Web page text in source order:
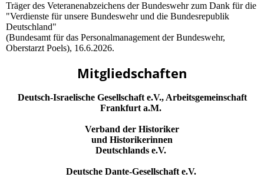
Träger des Veteranenabzeichens der Bundeswehr zum Dank für die
"Verdienste für unsere Bundeswehr und die Bundesrepublik
Deutschland"
(Bundesamt für das Personalmanagement der Bundeswehr,
Oberstarzt Poels), 16.6.2026.
Mitgliedschaften
Deutsch-Israelische Gesellschaft e.V., Arbeitsgemeinschaft
Frankfurt a.M.
Verband der Historiker
und Historikerinnen
Deutschlands e.V.
Deutsche Dante-Gesellschaft e.V.